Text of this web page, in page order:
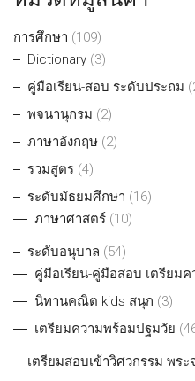
การศึกษา (109)
Dictionary (3)
คู่มือเรียน-สอบ ระดับประถม
พจนานุกรม (2)
ภาษาอังกฤษ (2)
รวมสูตร (4)
ระดับมัธยมศึกษา (16)
ภาษาศาสตร์ (10)
ระดับอนุบาล (54)
คู่มือเรียน-คู่มือสอบ เตรียมค
นิทานคณิต kids สนุก (3)
เตรียมความพร้อมปฐมวัย
เตรียมสอบเข้าวิศวกรรม พร